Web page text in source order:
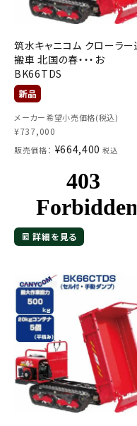
農業資材
作業用品
補修部品
レンタル
ブログ
利用ガイド
メールでのお問い
FAXでのご
0739-72-453224
筑水キャニコム クローラー
搬車 北国の春・・・お
BK66TDS
メーカー希望小売価格(税込)
¥737,000
販売価格： ¥664,400 税込
詳細を見る